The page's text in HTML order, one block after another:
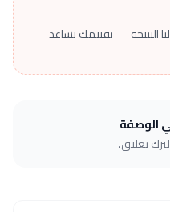
النتيجة — تقييمك يساعد
الوصفة
لترك تعليق.